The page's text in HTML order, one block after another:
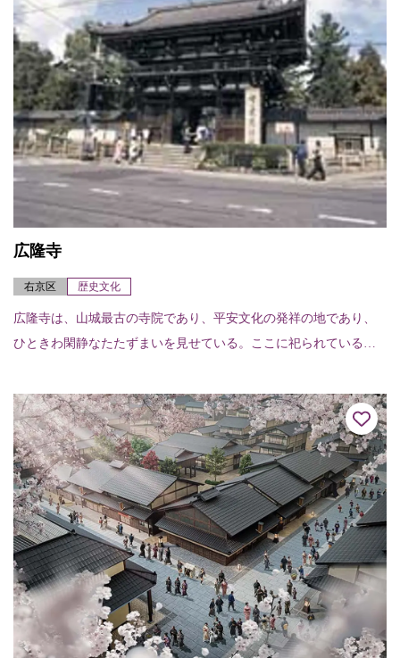
広隆寺
右京区 歴史文化
広隆寺は、山城最古の寺院であり、平安文化の発祥の地であり、
ひときわ閑静なたたずまいを見せている。ここに祀られているの
する姿は、何時間で...